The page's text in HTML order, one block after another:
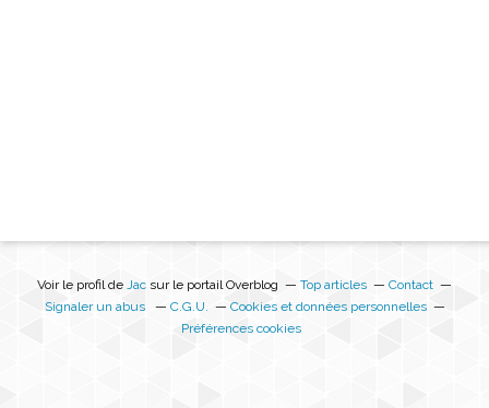
Voir le profil de Jac sur le portail Overblog Top articles
Contact
Signaler un abus
C.G.U.
Cookies et données personnelles
Préférences cookies